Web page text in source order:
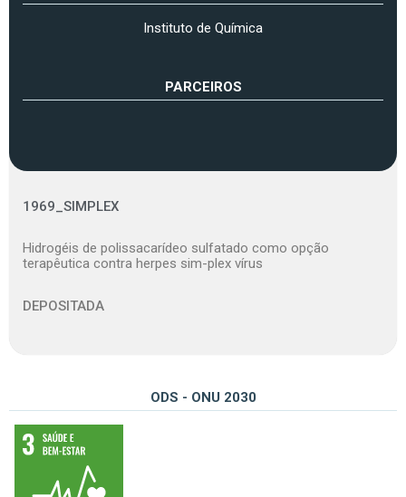
Instituto de Química
PARCEIROS
1969_SIMPLEX
Hidrogéis de polissacarídeo sulfatado como opção
terapêutica contra herpes sim-plex vírus
DEPOSITADA
ODS - ONU 2030